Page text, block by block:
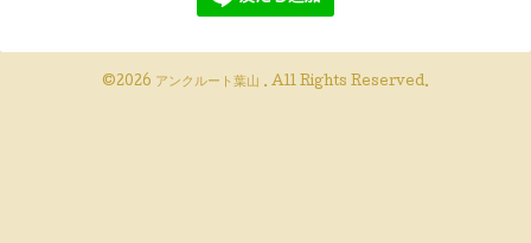
©2026 アンクルート葉山 . All Rights Reserved.